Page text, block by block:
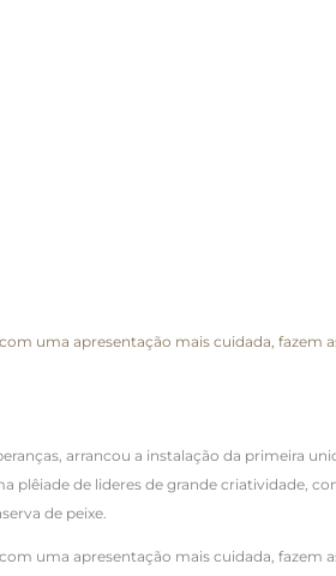
uma apresentação mais cuidada, fazem
arrancou a instalação da primeira
plêiade de lideres de grande criatividade,
de peixe.
uma apresentação mais cuidada, fazem